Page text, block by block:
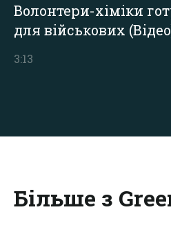
Волонтери-хіміки
для військових
3:13
Більше з